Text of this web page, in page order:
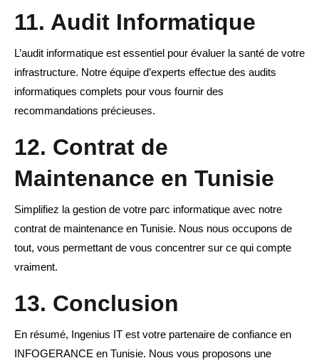
11. Audit Informatique
L’audit informatique est essentiel pour évaluer la santé de votre
infrastructure. Notre équipe d’experts effectue des audits
informatiques complets pour vous fournir des
recommandations précieuses.
12. Contrat de
Maintenance en Tunisie
Simplifiez la gestion de votre parc informatique avec notre
contrat de maintenance en Tunisie. Nous nous occupons de
tout, vous permettant de vous concentrer sur ce qui compte
vraiment.
13. Conclusion
En résumé, Ingenius IT est votre partenaire de confiance en
INFOGERANCE en Tunisie. Nous vous proposons une